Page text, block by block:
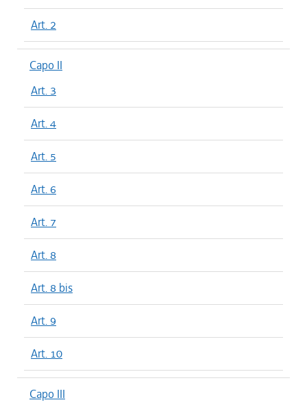
Art. 2
Capo II
Art. 3
Art. 4
Art. 5
Art. 6
Art. 7
Art. 8
Art. 8 bis
Art. 9
Art. 10
Capo III